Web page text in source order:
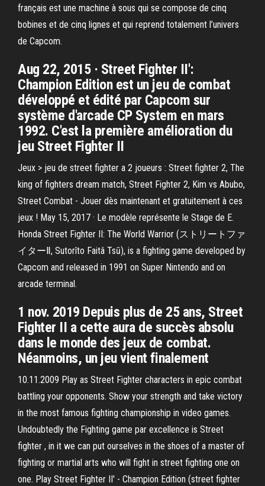
français est une machine à sous qui se compose de cinq
bobines et de cinq lignes et qui reprend totalement l’univers
de Capcom.
Aug 22, 2015 · Street Fighter II':
Champion Edition est un jeu de combat
développé et édité par Capcom sur
système d'arcade CP System en mars
1992. C'est la première amélioration du
jeu Street Fighter II
Jeux > jeu de street fighter a 2 joueurs : Street fighter 2, The
king of fighters dream match, Street Fighter 2, Kim vs Abubo,
Street Combat - Jouer dès maintenant et gratuitement à ces
jeux ! May 15, 2017 · Le modèle représente le Stage de E.
Honda Street Fighter II: The World Warrior (ストリートファ
イターⅡ, Sutorîto Faitâ Tsū), is a fighting game developed by
Capcom and released in 1991 on Super Nintendo and on
arcade terminal.
1 nov. 2019 Depuis plus de 25 ans, Street
Fighter II a cette aura de succès absolu
dans le monde des jeux de combat.
Néanmoins, un jeu vient finalement
10.11.2009 Play as Street Fighter characters in epic combat
battling your opponents. Show your strength and take victory
in the most famous fighting championship in video games.
Undoubtedly the Fighting game par excellence is Street
fighter , in it we can put ourselves in the shoes of a master of
fighting or martial arts who will fight in street fighting one on
one. Play Street Fighter II' - Champion Edition (street fighter